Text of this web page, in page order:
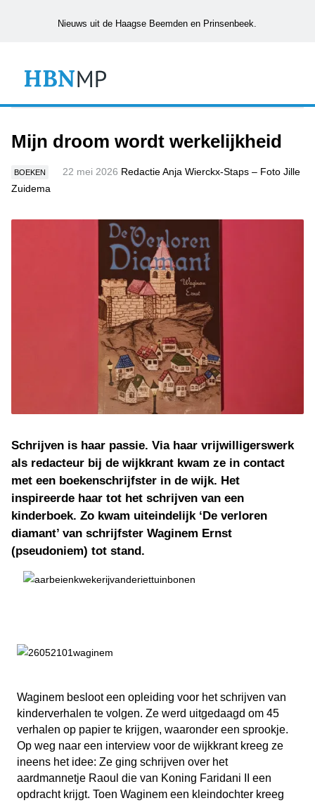
Nieuws uit de Haagse Beemden en Prinsenbeek.
Mijn droom wordt werkelijkheid
BOEKEN 22 mei 2026 Redactie Anja Wierckx-Staps – Foto Jille
Zuidema
Schrijven is haar passie. Via haar vrijwilligerswerk
als redacteur bij de wijkkrant kwam ze in contact
met een boekenschrijfster in de wijk. Het
inspireerde haar tot het schrijven van een
kinderboek. Zo kwam uiteindelijk ‘De verloren
diamant’ van schrijfster Waginem Ernst
(pseudoniem) tot stand.
Waginem besloot een opleiding voor het schrijven van
kinderverhalen te volgen. Ze werd uitgedaagd om 45
verhalen op papier te krijgen, waaronder een sprookje.
Op weg naar een interview voor de wijkkrant kreeg ze
ineens het idee: Ze ging schrijven over het
aardmannetje Raoul die van Koning Faridani II een
opdracht krijgt. Toen Waginem een kleindochter kreeg